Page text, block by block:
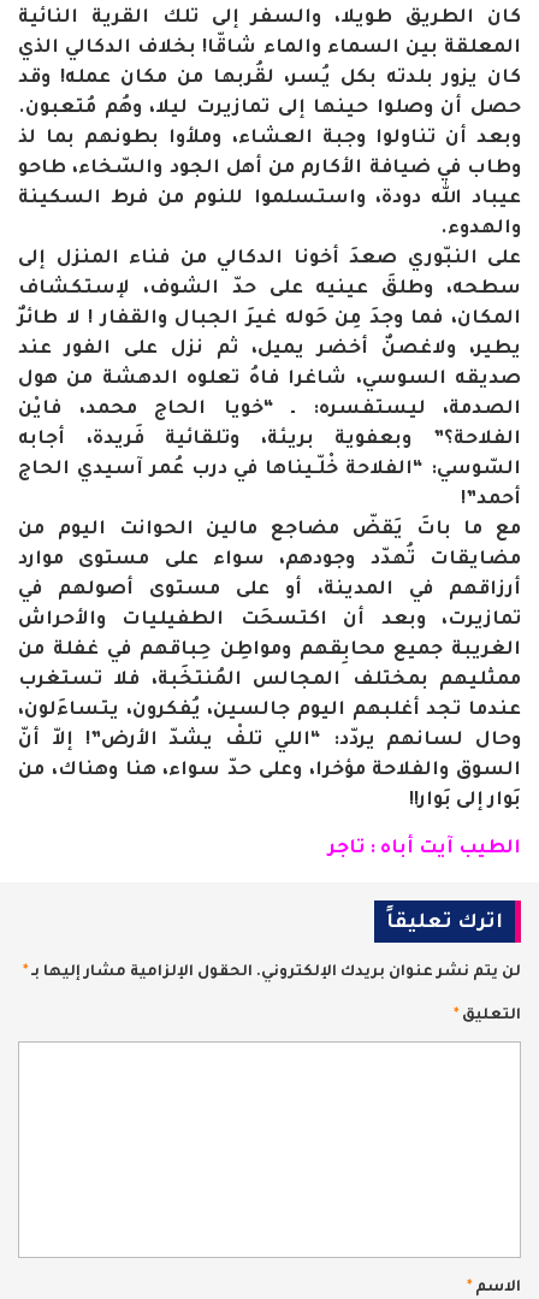
كان الطريق طويلا، والسفر إلى تلك القرية النائية
المعلقة بين السماء والماء شاقّا! بخلاف الدكالي الذي
كان يزور بلدته بكل يُسر، لقُربها من مكان عمله! وقد
حصل أن وصلوا حينها إلى تمازيرت ليلا، وهُم مُتعبون.
وبعد أن تناولوا وجبة العشاء، وملأوا بطونهم بما لذ
وطاب في ضيافة الأكارم من أهل الجود والسّخاء، طاحو
عيباد الله دودة، واستسلموا للنوم من فرط السكينة
والهدوء.
على النبّوري صعدَ أخونا الدكالي من فناء المنزل إلى
سطحه، وطلقَ عينيه على حدّ الشوف، لإستكشاف
المكان، فما وجدَ مِن حَوله غيرَ الجبال والقفار ! لا طائرٌ
يطير، ولاغصنٌ أخضر يميل، ثم نزل على الفور عند
صديقه السوسي، شاغرا فاهُ تعلوه الدهشة من هول
الصدمة، ليستفسره: ـ “خويا الحاج محمد، فايْن
الفلاحة؟” وبعفوية بريئة، وتلقائية فَريدة، أجابه
السّوسي: “الفلاحة خْلّـيناها في درب عُمر آسيدي الحاج
أحمد”!
مع ما باتَ يَقضّ مضاجع مالين الحوانت اليوم من
مضايقات تُهدّد وجودهم، سواء على مستوى موارد
أرزاقهم في المدينة، أو على مستوى أصولهم في
تمازيرت، وبعد أن اكتسحَت الطفيليات والأحراش
الغريبة جميع محابِقهم ومواطِن حِباقهم في غفلة من
ممثليهم بمختلف المجالس المُنتخَبة، فلا تستغرب
عندما تجد أغلبهم اليوم جالسين، يُفكرون، يتساءَلون،
وحال لسانهم يردّد: “اللي تلفْ يشدّ الأرض”! إلاّ أنّ
السوق والفلاحة مؤخرا، وعلى حدّ سواء، هنا وهناك، من
بَوار إلى بَوار!!
الطيب آيت أباه : تاجر
اترك تعليقاً
لن يتم نشر عنوان بريدك الإلكتروني. الحقول الإلزامية مشار إليها بـ *
التعليق *
الاسم *